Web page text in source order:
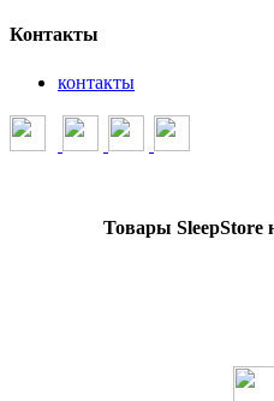
Контакты
контакты
Товары SleepStore